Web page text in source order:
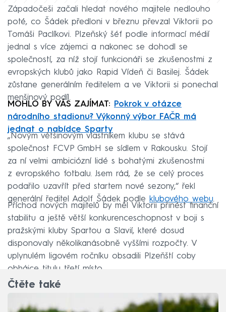
Západočeši začali hledat nového majitele nedlouho
poté, co Šádek předloni v březnu převzal Viktorii po
Tomáši Paclíkovi. Plzeňský šéf podle informací médií
jednal s více zájemci a nakonec se dohodl se
společností, za níž stojí funkcionáři se zkušenostmi z
evropských klubů jako Rapid Vídeň či Basilej. Šádek
zůstane generálním ředitelem a ve Viktorii si ponechal
menšinový podíl.
MOHLO BY VÁS ZAJÍMAT:
Pokrok v otázce
národního stadionu? Výkonný výbor FAČR má
jednat o nabídce Sparty
„Novým většinovým vlastníkem klubu se stává
společnost FCVP GmbH se sídlem v Rakousku. Stojí
za ní velmi ambiciózní lidé s bohatými zkušenostmi
z evropského fotbalu. Jsem rád, že se celý proces
podařilo uzavřít před startem nové sezony,“ řekl
generální ředitel Adolf Šádek podle klubového webu.
Příchod nových majitelů by měl Viktorii přinést finanční
stabilitu a ještě větší konkurenceschopnost v boji s
pražskými kluby Spartou a Slavií, které dosud
disponovaly několikanásobně vyššími rozpočty. V
uplynulém ligovém ročníku obsadili Plzeňští coby
obhájce titulu třetí místo.
Čtěte také